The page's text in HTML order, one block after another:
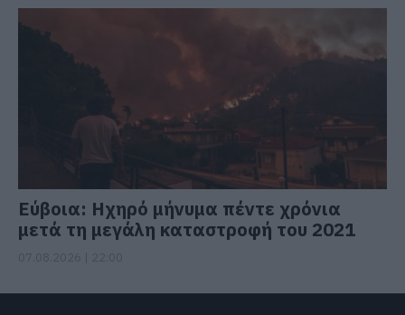
Εύβοια: Ηχηρό μήνυμα πέντε χρόνια
μετά τη μεγάλη καταστροφή του 2021